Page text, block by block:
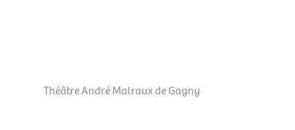
Théâtre André Malraux de Gagny